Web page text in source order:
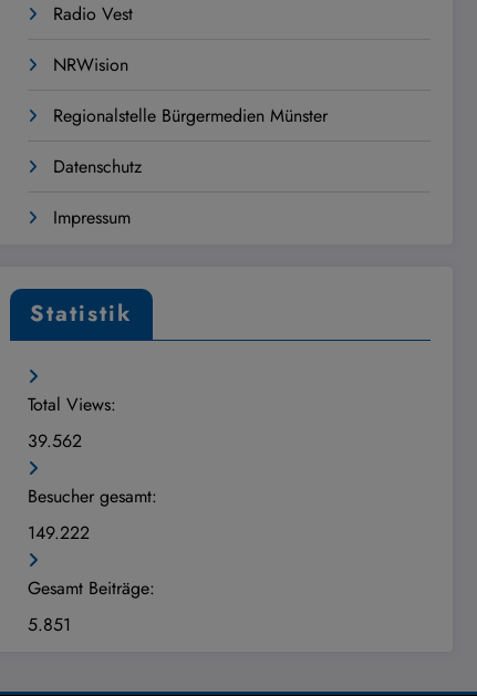
Radio Vest
NRWision
Regionalstelle Bürgermedien Münster
Datenschutz
Impressum
Statistik
Total Views:
39.562
Besucher gesamt:
149.222
Gesamt Beiträge:
5.851